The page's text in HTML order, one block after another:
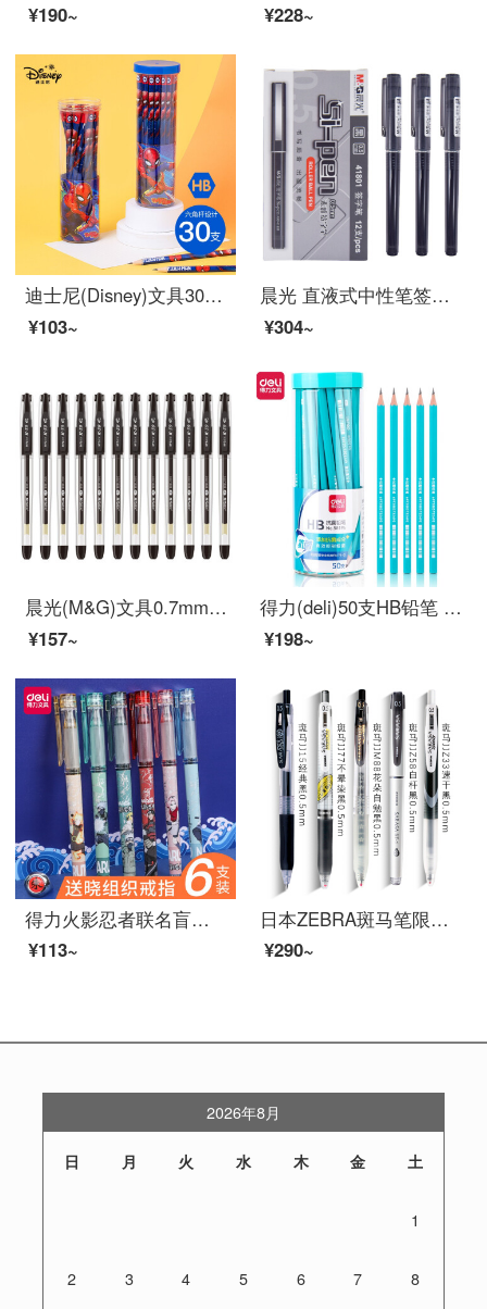
¥190~
¥228~
迪士尼(Disney)文具30支HB原木书写铅笔 小学生书写铅笔写字笔 儿童卡通铅笔 漫威系列E0263A
¥103~
晨光 直液式中性笔签字笔全针管考试笔水性笔0.5mm走珠笔笔芯 12支黑色/素雅款 ARP41801 /
¥304~
晨光(M&G)文具0.7mm黑色中性笔 经典子弹头签字笔 办公水笔 12支/盒K39
¥157~
得力(deli)50支HB铅笔 儿童六角杆抑菌铅笔 学生书写绘图素描铅笔 58195
¥198~
得力火影忍者联名盲盒中性笔全针管黑色水笔签字笔0.5mm学生办公高颜值ins速干 【火影忍者】盲盒笔4支装
¥113~
日本ZEBRA斑马笔限定JJ15按动中性笔JJ77速干笔芯学生考试用黑色水笔套装0.5mm签字笔 学霸套装A【送笔袋】
¥290~
2026年8月
日 月 火 水 木 金 土
1
2 3 4 5 6 7 8